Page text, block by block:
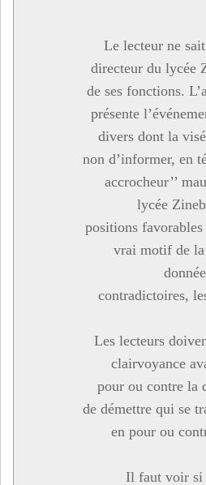
Le lecteur ne
directeur du lycée
de ses fonctions.
présente
divers dont la
non d’informer, en
accrocheur’’
lycée
positions
vrai motif de
contradictoires,
Les lecteurs
clairvoyance
pour ou contre la
de démettre qui se
en pour ou
Il faut voir si